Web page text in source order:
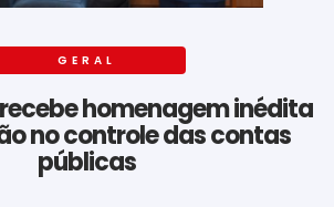
GERAL
recebe homenagem inédita
no controle das contas
públicas